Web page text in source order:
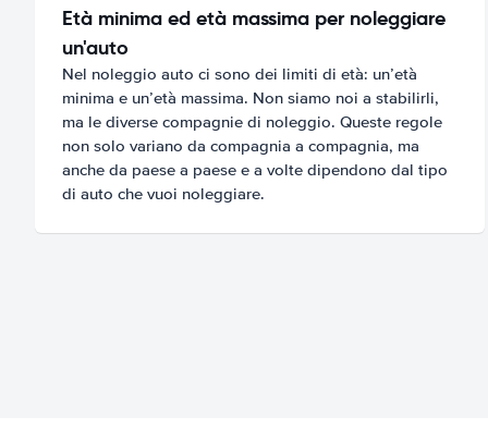
Età minima ed età massima per noleggiare
un'auto
Nel noleggio auto ci sono dei limiti di età: un’età
minima e un’età massima. Non siamo noi a stabilirli,
ma le diverse compagnie di noleggio. Queste regole
non solo variano da compagnia a compagnia, ma
anche da paese a paese e a volte dipendono dal tipo
di auto che vuoi noleggiare.